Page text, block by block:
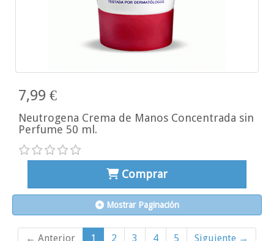
7,99 €
Neutrogena Crema de Manos Concentrada sin
Perfume 50 ml.
Comprar
Mostrar Paginación
← Anterior 1 2 3 4 5 Siguiente →